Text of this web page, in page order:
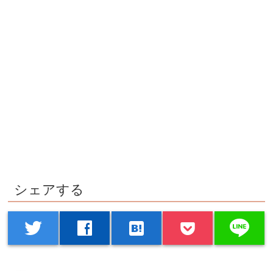
シェアする
twitter facebook hatenabookmark line